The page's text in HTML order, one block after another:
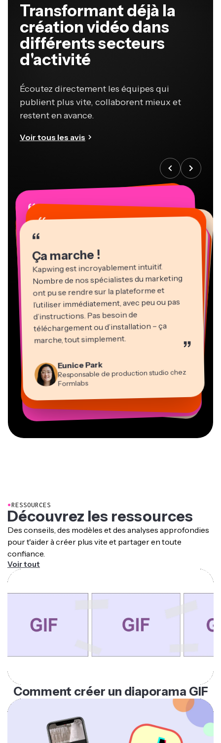
Transformant déjà la
création vidéo dans
différents secteurs
d'activité
Écoutez directement les équipes qui
publient plus vite, collaborent mieux et
restent en avance.
Voir tous les avis
“
Ça marche !
Kapwing est incroyablement intuitif.
Nombre de nos spécialistes du marketing
ont pu se rendre sur la plateforme et
l’utiliser immédiatement, avec peu ou pas
d’instructions. Pas besoin de
téléchargement ou d’installation – ça
marche, tout simplement. ”
Eunice Park
Responsable de production studio chez
Formlabs
“
Vannesia Darby
PDG de MOXIE Nashville
“
Grant Taleck
Cofondateur d’AuthentIQMarketing.com
Panos Papagapiou
Directeur associé chez EPATHLON
“
Kerry-lee Farla
Youtubeur
Gracie Peng
Directeur du contenu
“
Martin James
Éditeur vidéo
Heidi Rae
Pédagogie
“
Consultant
“
Mitch Rawlings
Freelance en services d’information
“
Dina Segovia
Travailleur en freelance virtuel
●RESSOURCES
Découvrez les ressources
Des conseils, des modèles et des analyses approfondies
pour t'aider à créer plus vite et partager en toute
confiance.
Voir tout
Comment créer un diaporama GIF